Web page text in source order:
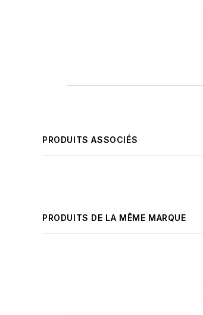
PRODUITS ASSOCIÉS
PRODUITS DE LA MÊME MARQUE